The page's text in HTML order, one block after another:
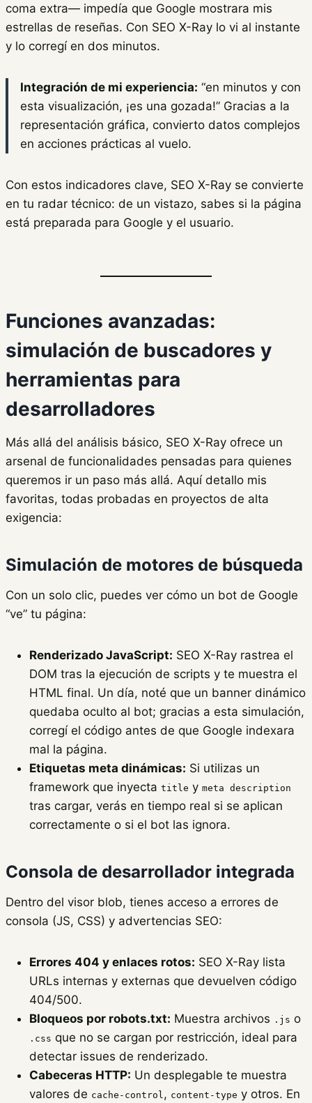
coma extra— impedía que Google mostrara mis
estrellas de reseñas. Con SEO X-Ray lo vi al instante
y lo corregí en dos minutos.
Integración de mi experiencia: “en minutos y con
esta visualización, ¡es una gozada!” Gracias a la
representación gráfica, convierto datos complejos
en acciones prácticas al vuelo.
Con estos indicadores clave, SEO X-Ray se convierte
en tu radar técnico: de un vistazo, sabes si la página
está preparada para Google y el usuario.
Funciones avanzadas:
simulación de buscadores y
herramientas para
desarrolladores
Más allá del análisis básico, SEO X-Ray ofrece un
arsenal de funcionalidades pensadas para quienes
queremos ir un paso más allá. Aquí detallo mis
favoritas, todas probadas en proyectos de alta
exigencia:
Simulación de motores de búsqueda
Con un solo clic, puedes ver cómo un bot de Google
“ve” tu página:
Renderizado JavaScript: SEO X-Ray rastrea el
DOM tras la ejecución de scripts y te muestra el
HTML final. Un día, noté que un banner dinámico
quedaba oculto al bot; gracias a esta simulación,
corregí el código antes de que Google indexara
mal la página.
Etiquetas meta dinámicas: Si utilizas un
framework que inyecta title y meta description
tras cargar, verás en tiempo real si se aplican
correctamente o si el bot las ignora.
Consola de desarrollador integrada
Dentro del visor blob, tienes acceso a errores de
consola (JS, CSS) y advertencias SEO:
Errores 404 y enlaces rotos: SEO X-Ray lista
URLs internas y externas que devuelven código
404/500.
Bloqueos por robots.txt: Muestra archivos .js o
.css que no se cargan por restricción, ideal para
detectar issues de renderizado.
Cabeceras HTTP: Un desplegable te muestra
valores de cache-control , content-type y otros. En